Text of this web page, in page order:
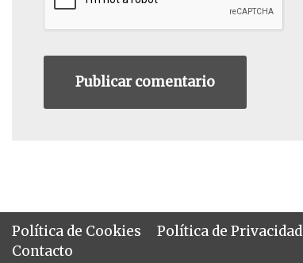
Política de Cookies
Política de Privacidad
Contacto